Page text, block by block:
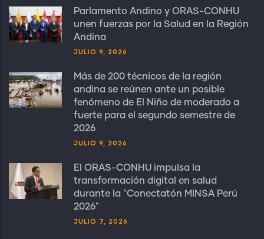
Parlamento Andino y ORAS-CONHU
unen fuerzas por la Salud en la Región
Andina
JULIO 9, 2026
Más de 200 técnicos de la región
andina se reúnen ante un posible
fenómeno de El Niño de moderado a
fuerte para el segundo semestre de
2026
JULIO 9, 2026
El ORAS-CONHU impulsa la
transformación digital en salud
durante la "Conectatón MINSA Perú
2026"
JULIO 7, 2026